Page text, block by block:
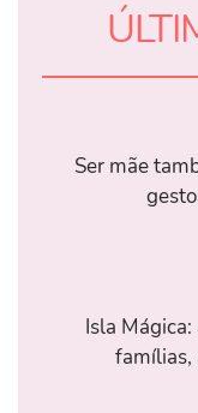
Ser mãe
Isla
famílias,